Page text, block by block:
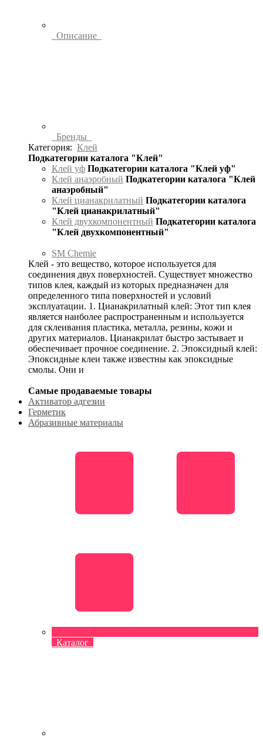
Описание
Бренды
Категория: Клей
Подкатегории каталога "Клей"
Клей уф Подкатегории каталога "Клей уф"
Клей анаэробный Подкатегории каталога "Клей
анаэробный"
Клей цианакрилатный Подкатегории каталога
"Клей цианакрилатный"
Клей двухкомпонентный Подкатегории каталога
"Клей двухкомпонентный"
SM Chemie
Клей - это вещество, которое используется для
соединения двух поверхностей. Существует множество
типов клея, каждый из которых предназначен для
определенного типа поверхностей и условий
эксплуатации. 1. Цианакрилатный клей: Этот тип клея
является наиболее распространенным и используется
для склеивания пластика, металла, резины, кожи и
других материалов. Цианакрилат быстро застывает и
обеспечивает прочное соединение. 2. Эпоксидный клей:
Эпоксидные клеи также известны как эпоксидные
смолы. Они и
Самые продаваемые товары
Активатор адгезии
Герметик
Абразивные материалы
Каталог